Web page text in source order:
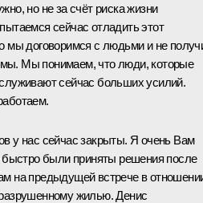
но не за счёт риска жизни
сейчас отладить этот
мы договоримся с людьми и не
Мы понимаем, что люди, которые
сейчас больших усилий.
у нас сейчас закрыты. Я очень Вам
быстро были приняты решения после
на предыдущей встрече в
жилью. Денис